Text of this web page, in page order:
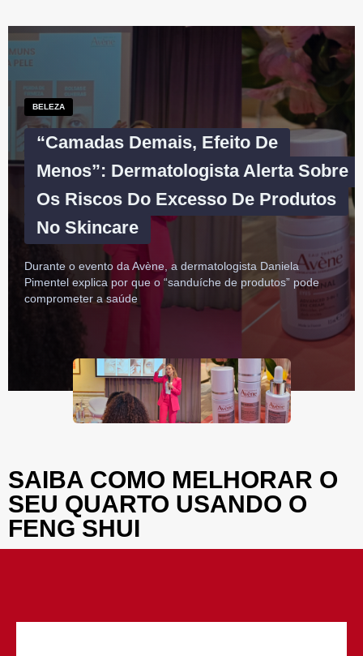
BELEZA
“Camadas Demais, Efeito De
Menos”: Dermatologista Alerta Sobre
Os Riscos Do Excesso De Produtos
No Skincare
Durante o evento da Avène, a dermatologista Daniela
Pimentel explica por que o “sanduíche de produtos” pode
comprometer a saúde
SAIBA COMO MELHORAR O
SEU QUARTO USANDO O
FENG SHUI